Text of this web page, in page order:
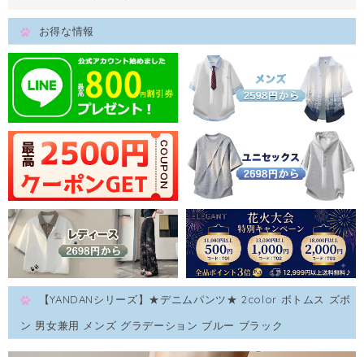
お得な情報
【YANDANシリーズ】★デニムパンツ★ 2color ボトムス ズボ
ン 男女兼用 メンズ グラデーション ブルー ブラック